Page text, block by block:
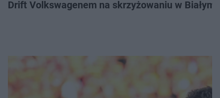
Drift Volkswagenem na skrzyżowaniu w